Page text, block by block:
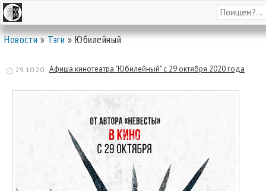
Новости»Тэги» Юбилейный
29.10.20 Афиша кинотеатра "Юбилейный" c 29 октября 2020 года